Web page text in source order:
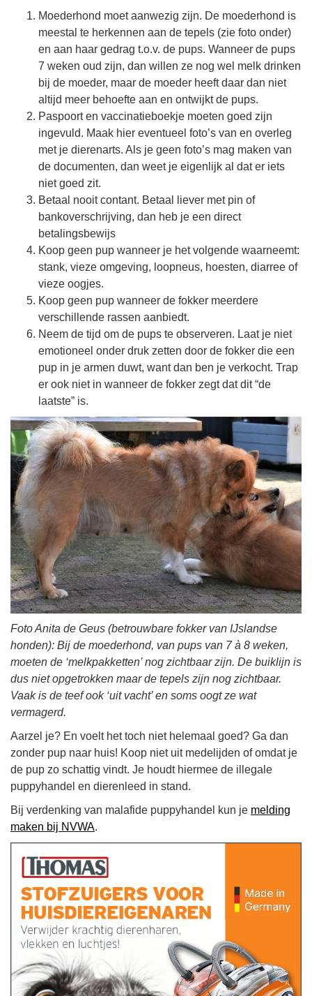
Moederhond moet aanwezig zijn. De moederhond is
meestal te herkennen aan de tepels (zie foto onder)
en aan haar gedrag t.o.v. de pups. Wanneer de pups
7 weken oud zijn, dan willen ze nog wel melk drinken
bij de moeder, maar de moeder heeft daar dan niet
altijd meer behoefte aan en ontwijkt de pups.
Paspoort en vaccinatieboekje moeten goed zijn
ingevuld. Maak hier eventueel foto’s van en overleg
met je dierenarts. Als je geen foto’s mag maken van
de documenten, dan weet je eigenlijk al dat er iets
niet goed zit.
Betaal nooit contant. Betaal liever met pin of
bankoverschrijving, dan heb je een direct
betalingsbewijs
Koop geen pup wanneer je het volgende waarneemt:
stank, vieze omgeving, loopneus, hoesten, diarree of
vieze oogjes.
Koop geen pup wanneer de fokker meerdere
verschillende rassen aanbiedt.
Neem de tijd om de pups te observeren. Laat je niet
emotioneel onder druk zetten door de fokker die een
pup in je armen duwt, want dan ben je verkocht. Trap
er ook niet in wanneer de fokker zegt dat dit “de
laatste” is.
FotoAnita de Geus (betrouwbare fokker van IJslandse
honden): Bij de moederhond, van pups van 7 à 8 weken,
moeten de ‘melkpakketten’ nog zichtbaar zijn. De buiklijn is
dus niet opgetrokken maar de tepels zijn nog zichtbaar.
Vaak is de teef ook ‘uit vacht’ en soms oogt ze wat
vermagerd.
Aarzel je? En voelt het toch niet helemaal goed? Ga dan
zonder pup naar huis! Koop niet uit medelijden of omdat je
de pup zo schattig vindt. Je houdt hiermee de illegale
puppyhandel en dierenleed in stand.
Bij verdenking van malafide puppyhandel kun je melding
maken bij NVWA.